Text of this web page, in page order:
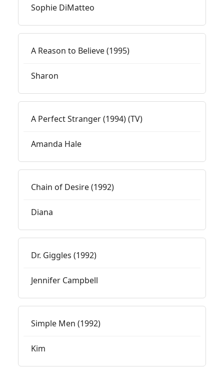
Sophie DiMatteo
A Reason to Believe (1995)
Sharon
A Perfect Stranger (1994) (TV)
Amanda Hale
Chain of Desire (1992)
Diana
Dr. Giggles (1992)
Jennifer Campbell
Simple Men (1992)
Kim